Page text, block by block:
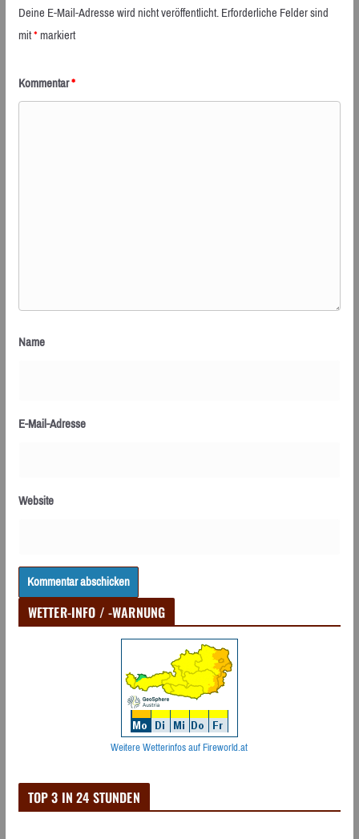
Deine E-Mail-Adresse wird nicht veröffentlicht.Erforderliche Felder sind
mit*markiert
Kommentar*
Name
E-Mail-Adresse
Website
WETTER-INFO / -WARNUNG
Weitere Wetterinfos auf Fireworld.at
TOP 3 IN 24 STUNDEN